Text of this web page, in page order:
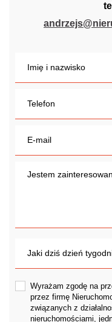
Wyrażam zgodę na
przez firmę
związanych z
nieruchomościami,